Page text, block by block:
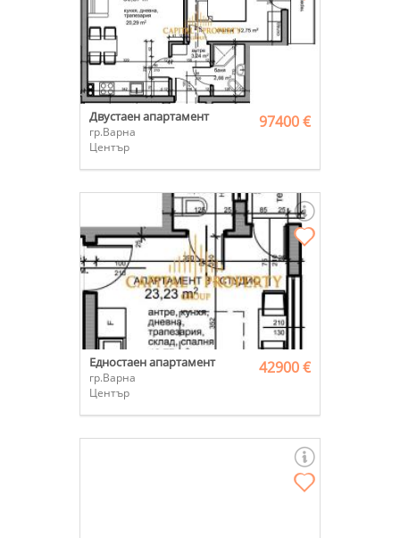
Двустаен апартамент
гр.Варна
Център
97400 €
Едностаен апартамент
гр.Варна
Център
42900 €